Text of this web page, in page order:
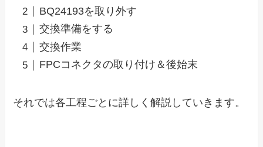
BQ24193を取り外す
交換準備をする
交換作業
FPCコネクタの取り付け＆後始末
それでは各工程ごとに詳しく解説していきます。